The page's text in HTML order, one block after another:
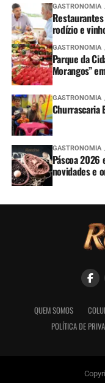
GASTRONOMIA
Restaurantes
rodízio e
GASTRONOMIA
Parque da
Morangos”
GASTRONOMIA
Churrascaria
GASTRONOMIA
Páscoa 2026
novidades e
QUEM SOMOS
POLÍTICA DE